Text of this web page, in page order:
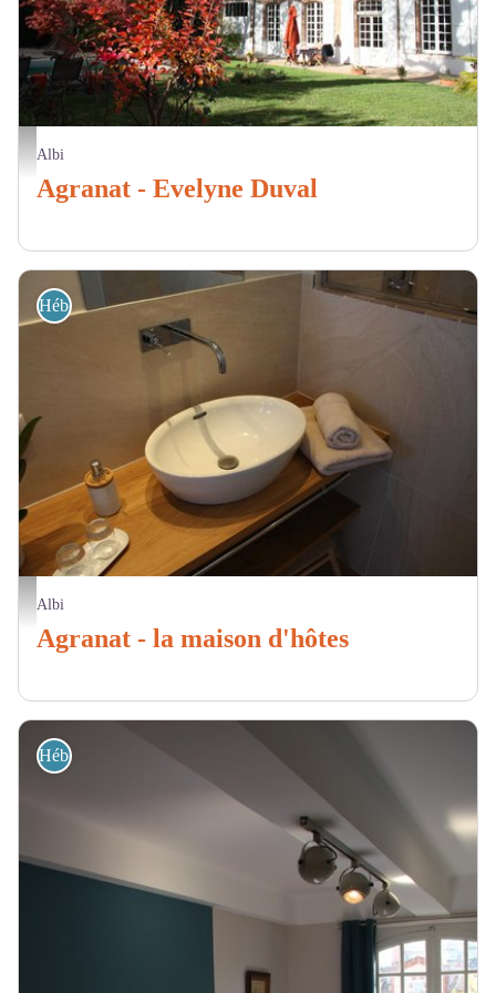
Agranat - Location Albi - côté jardin - Remy Duval
Albi
Agranat - Evelyne Duval
La salle d'eau - Gîtes de France
Hébergement
Albi
Agranat - la maison d'hôtes
Hébergement